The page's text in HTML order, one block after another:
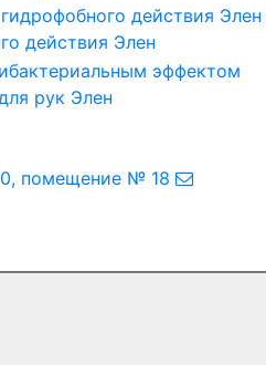
действия Элен
рук Элен
помещение № 18